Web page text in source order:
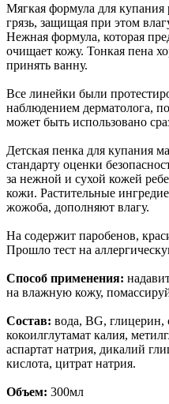
Мягкая формула для купания
грязь, защищая при этом
Нежная формула, которая
очищает кожу. Тонкая пена
принять ванну.
Все линейки были
наблюдением дерматолога,
может быть использовано
Детская пенка для купания
стандарту оценки
за нежной и сухой кожей
кожи. Растительные
жожоба, дополняют влагу.
На содержит паробенов,
Прошло тест на
Способ применения:
на влажную кожу,
Состав: вода, BG, глицерин,
кокоилглутамат калия,
аспартат натрия, дикалий
кислота, цитрат натрия.
Объем: 300мл